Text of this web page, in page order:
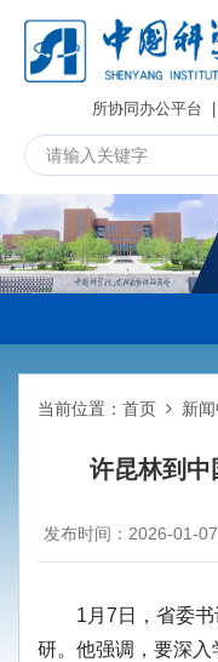
所协同办公平台 |
当前位置： 首页 新
许昆林到中
发布时间：2026-01-07
1月7日，省委
研。他强调，要深